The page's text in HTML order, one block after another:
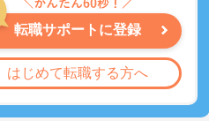
転職サポートに登録
はじめて転職する方へ